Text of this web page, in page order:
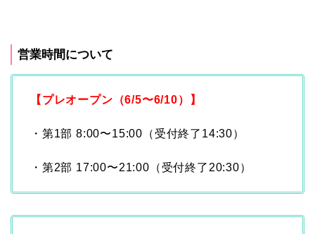
営業時間について
【プレオープン（6/5〜6/10）】
・第1部 8:00〜15:00（受付終了14:30）
・第2部 17:00〜21:00（受付終了20:30）